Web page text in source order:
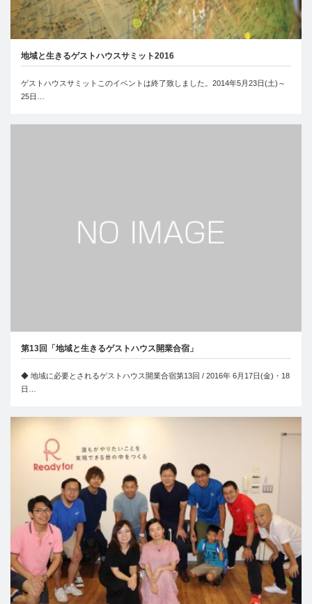
地域と生きるゲストハウスサミット2016
ゲストハウスサミットこのイベントは終了致しました。2014年5月23日(土)～
25日…
第13回「地域と生きるゲストハウス開業合宿」
◆ 地域に必要とされるゲストハウス開業合宿第13回 / 2016年 6月17日(金)・18
日…